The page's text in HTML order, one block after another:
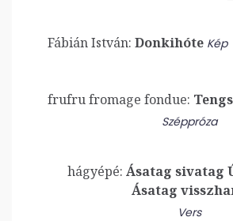
Fábián István: Donkihóte Kép
frufru fromage fondue:
Széppróza
hágyépé: Ásatag sivatag
Ásatag
Vers